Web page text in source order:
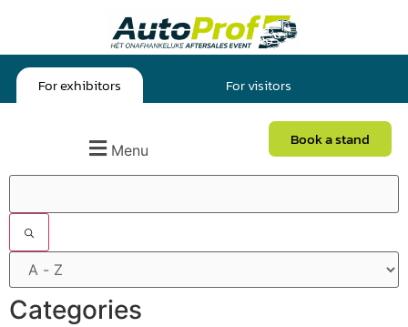
For exhibitors For visitors
Menu
Book a stand
Categories